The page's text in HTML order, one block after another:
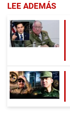
LEE ADEMÁS